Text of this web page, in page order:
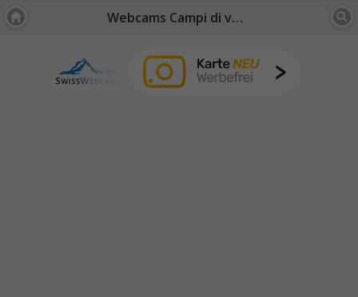
Webcams Campi di volo: Svizzera Centrale